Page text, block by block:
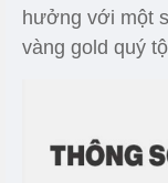
hưởng với một
vàng gold quý